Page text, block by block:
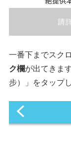
一番下までスク
ク欄が出てきま
步）」をタップし